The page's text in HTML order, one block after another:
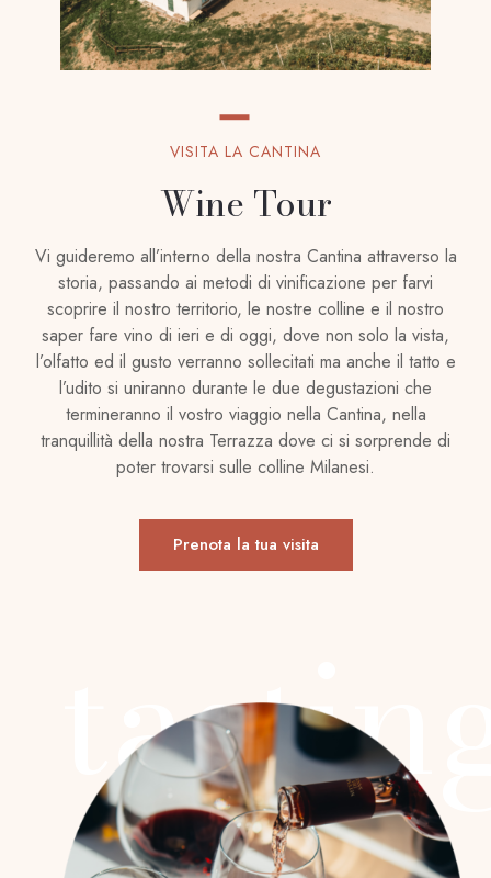
VISITA LA CANTINA
Wine Tour
Vi guideremo all’interno della nostra Cantina attraverso la
storia, passando ai metodi di vinificazione per farvi
scoprire il nostro territorio, le nostre colline e il nostro
saper fare vino di ieri e di oggi, dove non solo la vista,
l’olfatto ed il gusto verranno sollecitati ma anche il tatto e
l’udito si uniranno durante le due degustazioni che
termineranno il vostro viaggio nella Cantina, nella
tranquillità della nostra Terrazza dove ci si sorprende di
poter trovarsi sulle colline Milanesi.
Prenota la tua visita